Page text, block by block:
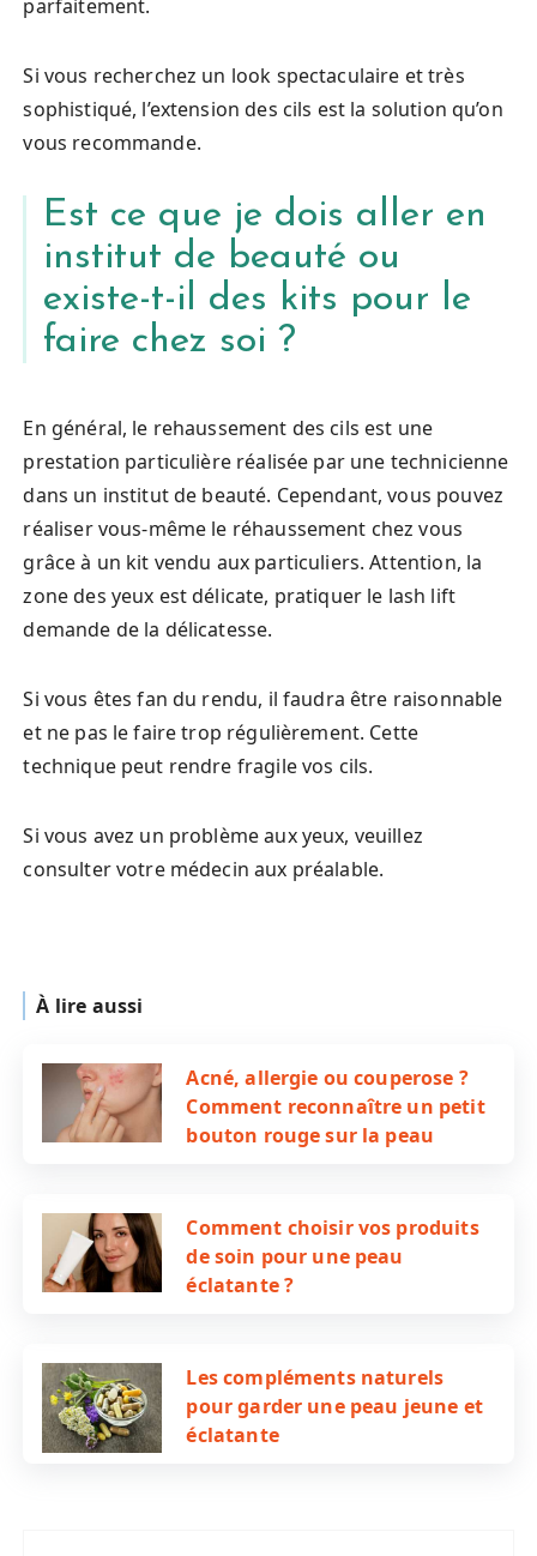
parfaitement.
Si vous recherchez un look spectaculaire et très
sophistiqué, l’extension des cils est la solution qu’on
vous recommande.
Est ce que je dois aller en
institut de beauté ou
existe-t-il des kits pour le
faire chez soi ?
En général, le rehaussement des cils est une
prestation particulière réalisée par une technicienne
dans un institut de beauté. Cependant, vous pouvez
réaliser vous-même le réhaussement chez vous
grâce à un kit vendu aux particuliers. Attention, la
zone des yeux est délicate, pratiquer le lash lift
demande de la délicatesse.
Si vous êtes fan du rendu, il faudra être raisonnable
et ne pas le faire trop régulièrement. Cette
technique peut rendre fragile vos cils.
Si vous avez un problème aux yeux, veuillez
consulter votre médecin aux préalable.
À lire aussi
Acné, allergie ou couperose ?
Comment reconnaître un petit
bouton rouge sur la peau
Comment choisir vos produits
de soin pour une peau
éclatante ?
Les compléments naturels
pour garder une peau jeune et
éclatante